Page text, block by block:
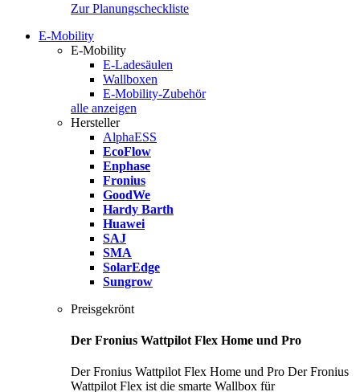
Zur Planungscheckliste
E-Mobility
E-Mobility
E-Ladesäulen
Wallboxen
E-Mobility-Zubehör
alle anzeigen
Hersteller
AlphaESS
EcoFlow
Enphase
Fronius
GoodWe
Hardy Barth
Huawei
SAJ
SMA
SolarEdge
Sungrow
Preisgekrönt
Der Fronius Wattpilot Flex Home und Pro
Der Fronius Wattpilot Flex Home und Pro Der Fronius
Wattpilot Flex ist die smarte Wallbox für